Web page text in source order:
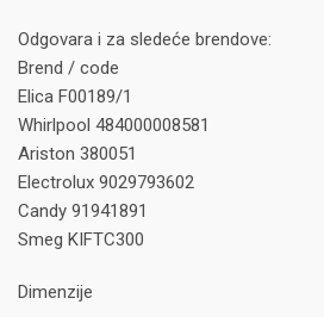
Odgovara i za sledeće brendove:
Brend / code
Elica F00189/1
Whirlpool 484000008581
Ariston 380051
Electrolux 9029793602
Candy 91941891
Smeg KIFTC300
Dimenzije